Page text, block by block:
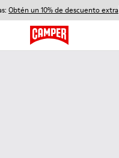
Obtén un 10% de descuento extra